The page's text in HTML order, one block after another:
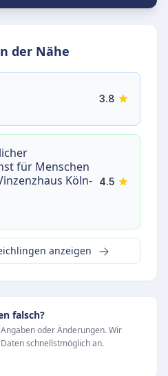
der Nähe
3.8
für Menschen
Köln-
4.5
anzeigen
falsch?
oder Änderungen. Wir
schnellstmöglich an.